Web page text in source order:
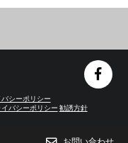
シーポリシー
バシーポリシー勧誘方針